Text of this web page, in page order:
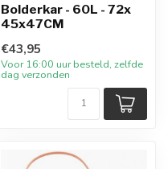
Bolderkar - 60L - 72x
45x47CM
€43,95
Voor 16:00 uur besteld, zelfde
dag verzonden